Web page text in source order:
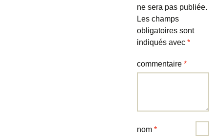
ne sera pas publiée.
Les champs
obligatoires sont
indiqués avec *
commentaire *
nom *